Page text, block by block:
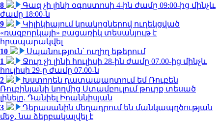
8
Գազ չի լինի օգոստոսի 4-ին ժամը 09:00-ից մինչև
ժամը 18:00-ն
9
Կիլիկիայում կրակոցներով ուղեկցված
«ռազբորկայի» բացառիկ տեսանյութ է
հրապարակվել
10
Սպանություն՝ ուղիղ եթերում
1
Ջուր չի լինի հուլիսի 28-ին ժամը 07.00-ից մինչև
հուլիսի 29-ը ժամը 07.00-ն
2
Խստորեն դատապարտում եմ Ռուբեն
Ռուբինյանի կողմից Ստամբուլում թուրք տեսած
լինելը. Դանիել Իոաննիսյան
3
Դերասանին մեղադրում են մանկապղծության
մեջ․ նա ձերբակալվել է